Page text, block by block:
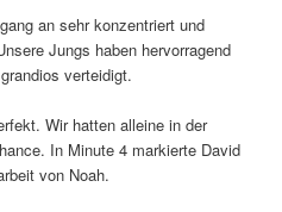
an sehr konzentriert und
Jungs haben hervorragend
verteidigt.
Wir hatten alleine in der
In Minute 4 markierte David
von Noah.